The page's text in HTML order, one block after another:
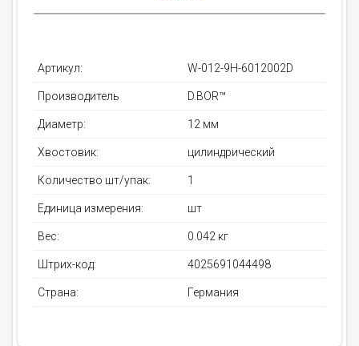
Артикул: W-012-9H-6012002D
Производитель D.BOR™
Диаметр: 12 мм
Хвостовик: цилиндрический
Количество шт/упак: 1
Единица измерения: шт
Вес: 0.042 кг
Штрих-код: 4025691044498
Страна: Германия